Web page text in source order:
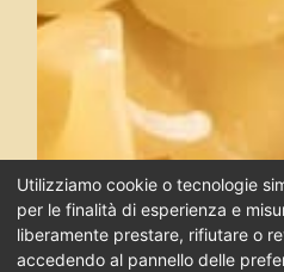
Utilizziamo cookie o tecnologie
per le finalità di esperienza e
liberamente prestare, rifiutare o
accedendo al pannello delle